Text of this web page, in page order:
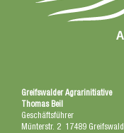
Greifswalder Agrarinitiative
Thomas Beil
Geschäftsführer
Münterstr. 2 17489 Greifswald